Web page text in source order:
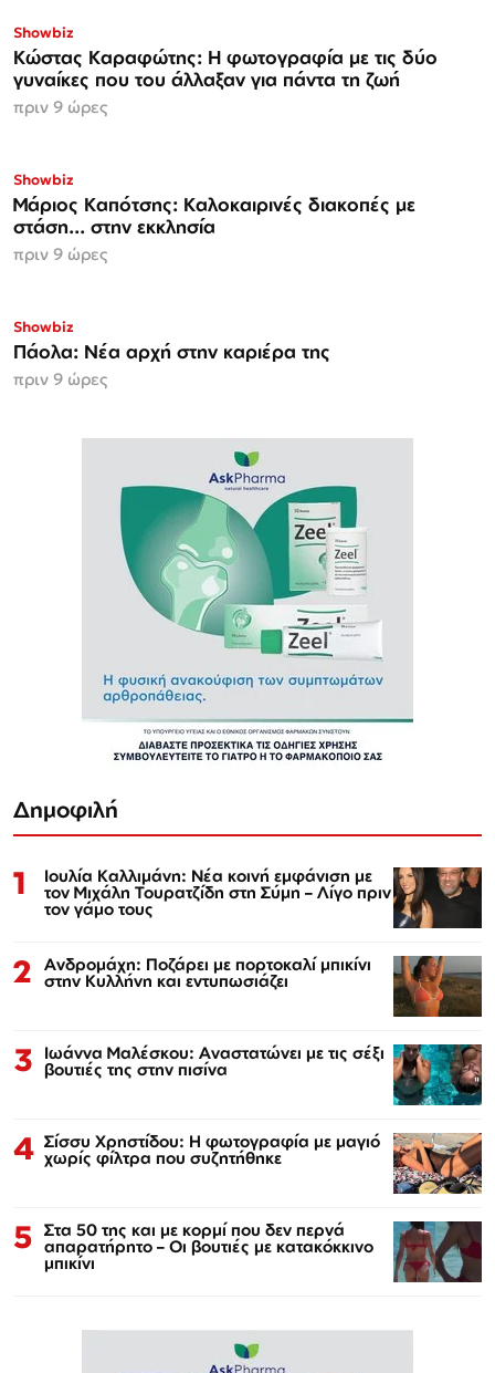
Showbiz
Κώστας Καραφώτης: Η φωτογραφία με τις δύο
γυναίκες που του άλλαξαν για πάντα τη ζωή
πριν 9 ώρες
Showbiz
Μάριος Καπότσης: Καλοκαιρινές διακοπές με
στάση... στην εκκλησία
πριν 9 ώρες
Showbiz
Πάολα: Νέα αρχή στην καριέρα της
πριν 9 ώρες
Δημοφιλή
1 Ιουλία Καλλιμάνη: Νέα κοινή εμφάνιση με
τον Μιχάλη Τουρατζίδη στη Σύμη – Λίγο πριν
τον γάμο τους
2 Ανδρομάχη: Ποζάρει με πορτοκαλί μπικίνι
στην Κυλλήνη και εντυπωσιάζει
3 Ιωάννα Μαλέσκου: Αναστατώνει με τις σέξι
βουτιές της στην πισίνα
4 Σίσσυ Χρηστίδου: Η φωτογραφία με μαγιό
χωρίς φίλτρα που συζητήθηκε
5 Στα 50 της και με κορμί που δεν περνά
απαρατήρητο – Οι βουτιές με κατακόκκινο
μπικίνι